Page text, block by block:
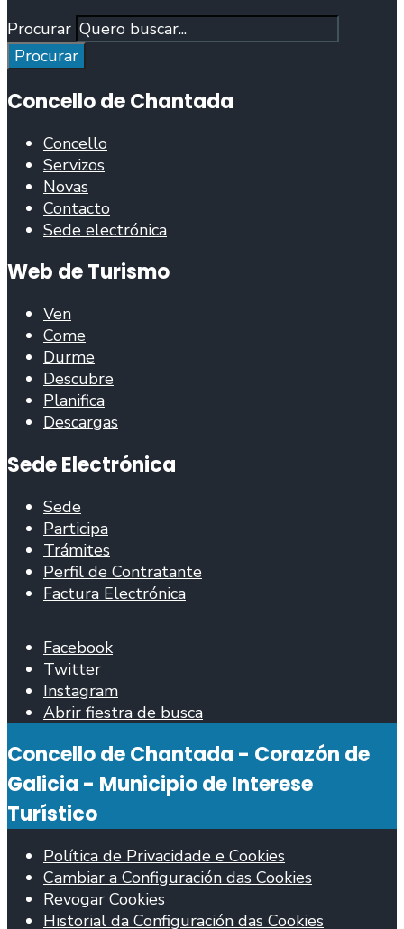
Procurar
Procurar
Concello de Chantada
Concello
Servizos
Novas
Contacto
Sede electrónica
Web de Turismo
Ven
Come
Durme
Descubre
Planifica
Descargas
Sede Electrónica
Sede
Participa
Trámites
Perfil de Contratante
Factura Electrónica
Facebook
Twitter
Instagram
Abrir fiestra de busca
Concello de Chantada - Corazón de
Galicia - Municipio de Interese
Turístico
Política de Privacidade e Cookies
Cambiar a Configuración das Cookies
Revogar Cookies
Historial da Configuración das Cookies